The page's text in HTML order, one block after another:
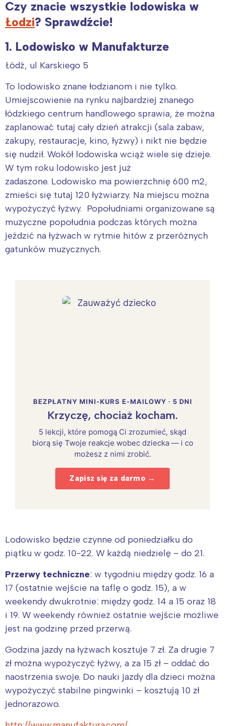
Czy znacie wszystkie lodowiska w
Łodzi? Sprawdźcie!
1. Lodowisko w Manufakturze
Łódź, ul Karskiego 5
To lodowisko znane łodzianom i nie tylko.
Umiejscowienie na rynku najbardziej znanego
łódzkiego centrum handlowego sprawia, że można
zaplanować tutaj cały dzień atrakcji (sala zabaw,
zakupy, restauracje, kino, łyżwy) i nikt nie będzie
się nudził. Wokół lodowiska wciąż wiele się dzieje.
W tym roku lodowisko jest już
zadaszone. Lodowisko ma powierzchnię 600 m2,
zmieści się tutaj 120 łyżwiarzy. Na miejscu można
wypożyczyć łyżwy. Popołudniami organizowane są
muzyczne popołudnia podczas których można
jeździć na łyżwach w rytmie hitów z przeróżnych
gatunków muzycznych.
BEZPŁATNY MINI-KURS E-MAILOWY · 5 DNI
Krzyczę, chociaż kocham.
5 lekcji, które pomogą Ci zrozumieć, skąd
biorą się Twoje reakcje wobec dziecka — i co
możesz z nimi zrobić.
Zapisz się za darmo →
Lodowisko będzie czynne od poniedziałku do
piątku w godz. 10-22. W każdą niedzielę – do 21.
Przerwy techniczne: w tygodniu między godz. 16 a
17 (ostatnie wejście na taflę o godz. 15), a w
weekendy dwukrotnie: między godz. 14 a 15 oraz 18
i 19. W weekendy również ostatnie wejście możliwe
jest na godzinę przed przerwą.
Godzina jazdy na łyżwach kosztuje 7 zł. Za drugie 7
zł można wypożyczyć łyżwy, a za 15 zł – oddać do
naostrzenia swoje. Do nauki jazdy dla dzieci można
wypożyczyć stabilne pingwinki – kosztują 10 zł
jednorazowo.